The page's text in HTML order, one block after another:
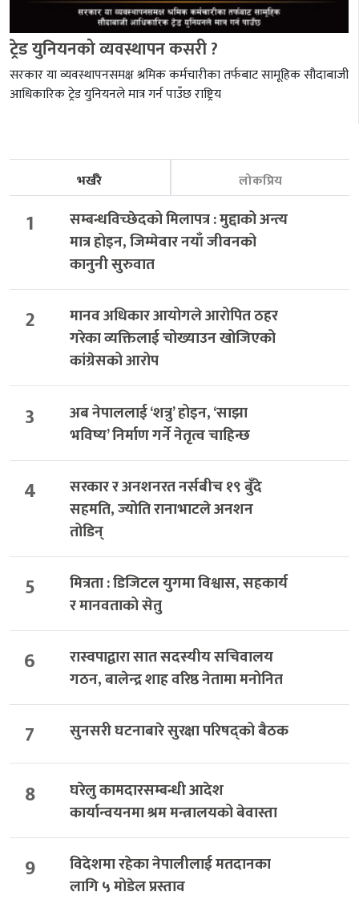
ट्रेड युनियनको व्यवस्थापन कसरी ?
सरकार या व्यवस्थापनसमक्ष श्रमिक कर्मचारीका तर्फबाट सामूहिक सौदाबाजी
आधिकारिक ट्रेड युनियनले मात्र गर्न पाउँछ राष्ट्रिय
भर्खरै लोकप्रिय
1
सम्बन्धविच्छेदको मिलापत्र : मुद्दाको अन्त्य
मात्र होइन, जिम्मेवार नयाँ जीवनको
कानुनी सुरुवात
2
मानव अधिकार आयोगले आरोपित ठहर
गरेका व्यक्तिलाई चोख्याउन खोजिएको
कांग्रेसको आरोप
3
अब नेपाललाई ‘शत्रु’ होइन, ‘साझा
भविष्य’ निर्माण गर्ने नेतृत्व चाहिन्छ
4
सरकार र अनशनरत नर्सबीच १९ बुँदे
सहमति, ज्योति रानाभाटले अनशन
तोडिन्
5
मित्रता : डिजिटल युगमा विश्वास, सहकार्य
र मानवताको सेतु
6
रास्वपाद्वारा सात सदस्यीय सचिवालय
गठन, बालेन्द्र शाह वरिष्ठ नेतामा मनोनित
7 सुनसरी घटनाबारे सुरक्षा परिषद्को बैठक
8
घरेलु कामदारसम्बन्धी आदेश
कार्यान्वयनमा श्रम मन्त्रालयको बेवास्ता
9
विदेशमा रहेका नेपालीलाई मतदानका
लागि ५ मोडेल प्रस्ताव